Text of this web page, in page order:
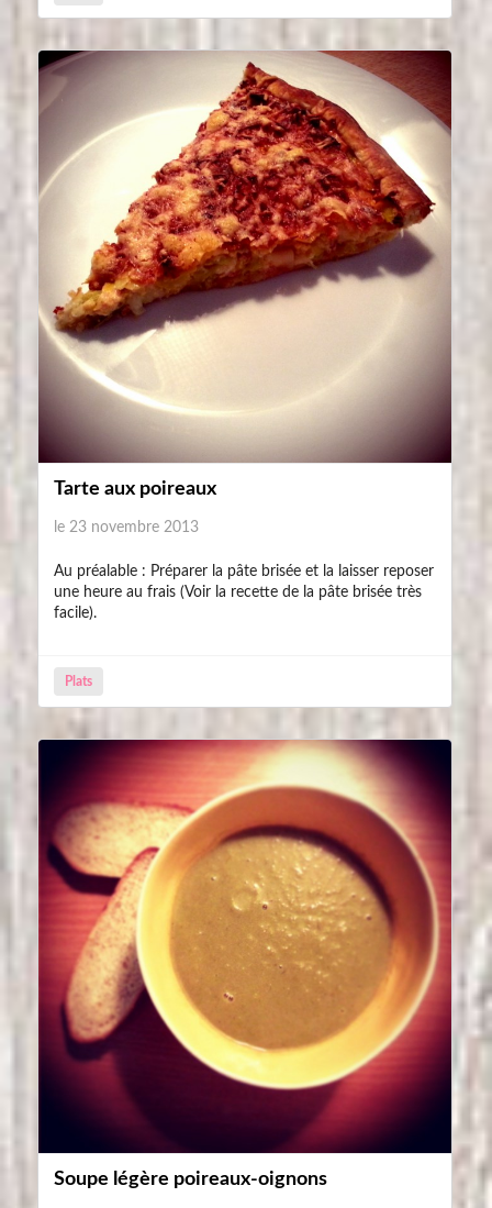
Tarte aux poireaux
le 23 novembre 2013
Au préalable : Préparer la pâte brisée et la laisser reposer
une heure au frais (Voir la recette de la pâte brisée très
facile).
Plats
Soupe légère poireaux-oignons